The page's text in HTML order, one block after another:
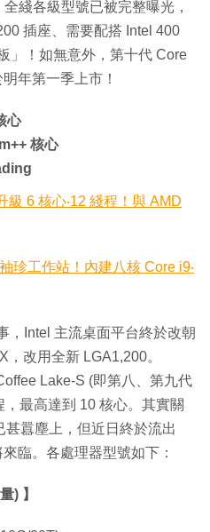
綫各級型號已被完整曝光，
插座、需要配搭 Intel 400
」！如無意外，第十代 Core
年第一季上市！
心
核心
級 6 核心‧12 綫程！與 AMD
珍工作站！內建八核 Core i9‧
，Intel 主流桌面平台終於改朝
改用全新 LGA1,200。
Lake-S (即第八、第九代
最高達到 10 核心。其實關
囂塵上，但近日終於流出
臨。各處理器型號如下：
) 】